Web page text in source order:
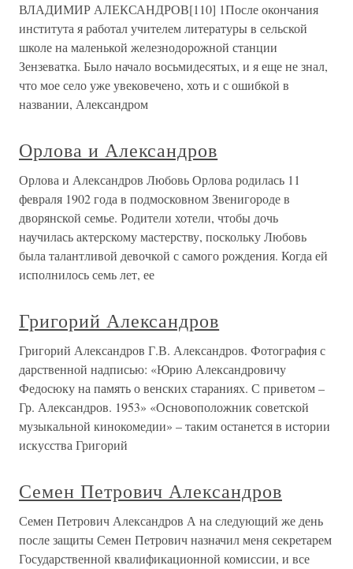
ВЛАДИМИР АЛЕКСАНДРОВ[110] 1После окончания
института я работал учителем литературы в сельской
школе на маленькой железнодорожной станции
Зензеватка. Было начало восьмидесятых, и я еще не знал,
что мое село уже увековечено, хоть и с ошибкой в
названии, Александром
Орлова и Александров
Орлова и Александров Любовь Орлова родилась 11
февраля 1902 года в подмосковном Звенигороде в
дворянской семье. Родители хотели, чтобы дочь
научилась актерскому мастерству, поскольку Любовь
была талантливой девочкой с самого рождения. Когда ей
исполнилось семь лет, ее
Григорий Александров
Григорий Александров Г.В. Александров. Фотография с
дарственной надписью: «Юрию Александровичу
Федосюку на память о венских стараниях. С приветом –
Гр. Александров. 1953» «Основоположник советской
музыкальной кинокомедии» – таким останется в истории
искусства Григорий
Семен Петрович Александров
Семен Петрович Александров А на следующий же день
после защиты Семен Петрович назначил меня секретарем
Государственной квалификационной комиссии, и все